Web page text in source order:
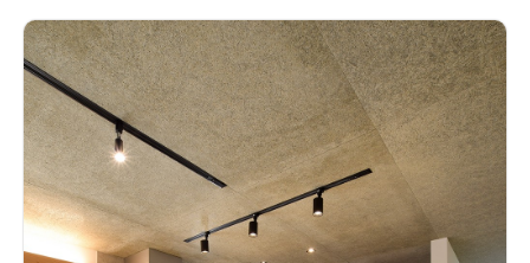
るい広々リビングリビングの横にはウッドデッキで繋がる庭が
あり、視線が抜け開放感のある空間。木目天井がアクセントのキ
ッチンキッチンのカラーに合うクロスを選んだ。キッチン上部
には木目のアクセントクロスを付けた下がり天井を設けた。